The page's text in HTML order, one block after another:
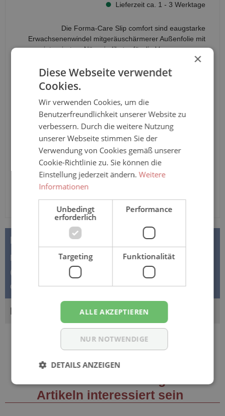
Lieferzeit ca. 1 - 3 Werktage
Die Forma-Care Slip comfort sind eaugstarke
Erwachsenenwindel mitgeräuschärmerer Außenfolie mit
integriertem Nässeindikator für die Versorgung von
schwerer Urininkontinenz. Größe Medium (M) mit
Hüftumfang von 75 - 110 cm, Saugstärke: 3.575ml nach
ISO. Speziell für intensiv Pflegebedürftige oder bettlägerige
Anzahl
In den Warenkorb
BESCHREIBUNG
Forma-Care comfort slip - EXTRA NACHT Größe: M3
(Medium) saugstarke Nachtwindel Die Forma-Care Slip
comfort EXTRA NACHT M3…Mehr
BEWERTUNGEN
Artikeln interessiert sein
×
Diese Webseite verwendet
Cookies.
Wir verwenden Cookies, um die
Benutzerfreundlichkeit unserer Website zu
verbessern. Durch die weitere Nutzung
unserer Webseite stimmen Sie der
Verwendung von Cookies gemäß unserer
Cookie-Richtlinie zu. Sie können die
Einstellung jederzeit ändern.Weitere
Informationen
Unbedingt
erforderlich
Performance
Targeting Funktionalität
ALLE AKZEPTIEREN
NUR NOTWENDIGE
DETAILS ANZEIGEN